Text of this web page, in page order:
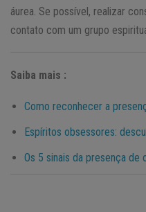
áurea. Se possível, realizar
contato com um grupo
Saiba mais :
Como reconhecer a
Espíritos obsessores:
Os 5 sinais da presença de